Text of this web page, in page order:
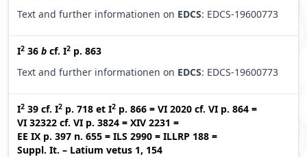
Text and further informationen on EDCS: EDCS-19600773
I2 36 b cf. I2 p. 863
Text and further informationen on EDCS: EDCS-19600773
I2 39 cf. I2 p. 718 et I2 p. 866 = VI 2020 cf. VI p. 864 =
VI 32322 cf. VI p. 3824 = XIV 2231 =
EE IX p. 397 n. 655 = ILS 2990 = ILLRP 188 =
Suppl. It. – Latium vetus 1, 154